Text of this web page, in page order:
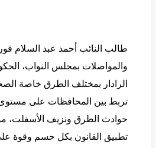
طالب النائب أحمد عبد السلام
والمواصلات بمجلس النواب،
الرادار بمختلف الطرق خاصة
تربط بين المحافظات على
حوادث الطرق ونزيف الأسفلت،
تطبيق القانون بكل حسم وقوة